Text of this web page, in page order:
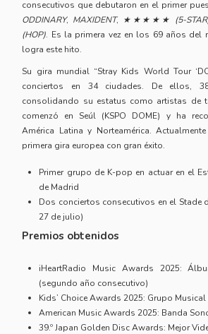
consecutivos que debutaron en el primer
ODDINARY, MAXIDENT, ★★★★★ (5-
(HOP). Es la primera vez en los 69 años del
logra este hito.
Su gira mundial “Stray Kids World Tour
conciertos en 34 ciudades. De ellos,
consolidando su estatus como artistas de
comenzó en Seúl (KSPO DOME) y ha
América Latina y Norteamérica.
primera gira europea con gran éxito.
Primer grupo de K-pop en actuar en el
de Madrid
Dos conciertos consecutivos en el Stade
27 de julio)
Premios obtenidos
iHeartRadio Music Awards 2025:
(segundo año consecutivo)
Kids’ Choice Awards 2025: Grupo
American Music Awards 2025: Banda
39.º Japan Golden Disc Awards: Mejor